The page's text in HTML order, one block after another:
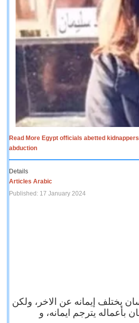
Read More Egypt officials abetted
abduction
Details
Articles Arabic
Published: 17 January 2024
يختلف إيمانه عن الاخر، ولكن
بأعماله يترجم ايمانه، و